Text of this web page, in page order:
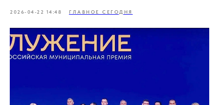
2026-04-22 14:48 ГЛАВНОЕ СЕГОДНЯ